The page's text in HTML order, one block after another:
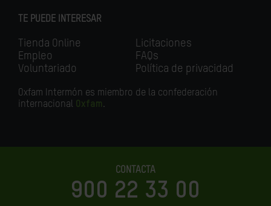
TE PUEDE INTERESAR
Tienda Online
Empleo
Voluntariado
Licitaciones
FAQs
Política de privacidad
Oxfam Intermón es miembro de la confederación
internacional Oxfam.
CONTACTA
900 22 33 00